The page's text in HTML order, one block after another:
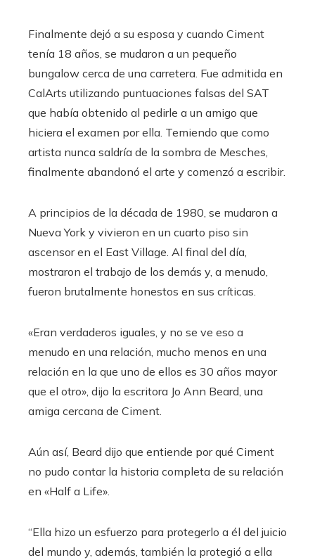
Finalmente dejó a su esposa y cuando Ciment
tenía 18 años, se mudaron a un pequeño
bungalow cerca de una carretera. Fue admitida en
CalArts utilizando puntuaciones falsas del SAT
que había obtenido al pedirle a un amigo que
hiciera el examen por ella. Temiendo que como
artista nunca saldría de la sombra de Mesches,
finalmente abandonó el arte y comenzó a escribir.
A principios de la década de 1980, se mudaron a
Nueva York y vivieron en un cuarto piso sin
ascensor en el East Village. Al final del día,
mostraron el trabajo de los demás y, a menudo,
fueron brutalmente honestos en sus críticas.
«Eran verdaderos iguales, y no se ve eso a
menudo en una relación, mucho menos en una
relación en la que uno de ellos es 30 años mayor
que el otro», dijo la escritora Jo Ann Beard, una
amiga cercana de Ciment.
Aún así, Beard dijo que entiende por qué Ciment
no pudo contar la historia completa de su relación
en «Half a Life».
“Ella hizo un esfuerzo para protegerlo a él del juicio
del mundo y, además, también la protegió a ella